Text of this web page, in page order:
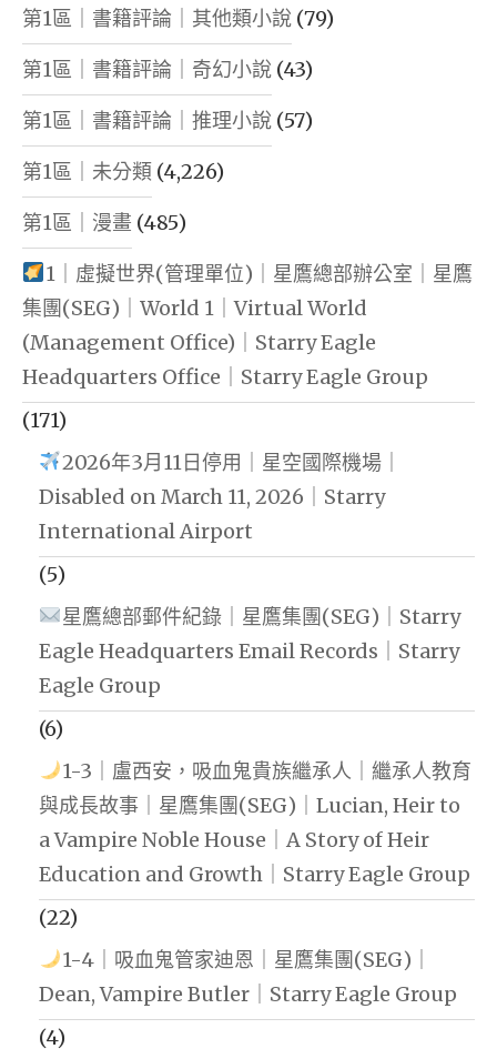
第1區｜書籍評論｜其他類小說 (79)
第1區｜書籍評論｜奇幻小說 (43)
第1區｜書籍評論｜推理小說 (57)
第1區｜未分類 (4,226)
第1區｜漫畫 (485)
1｜虛擬世界(管理單位)｜星鷹總部辦公室｜星鷹
集團(SEG)｜World 1｜Virtual World
(Management Office)｜Starry Eagle
Headquarters Office｜Starry Eagle Group
(171)
2026年3月11日停用｜星空國際機場｜
Disabled on March 11, 2026｜Starry
International Airport
(5)
星鷹總部郵件紀錄｜星鷹集團(SEG)｜Starry
Eagle Headquarters Email Records｜Starry
Eagle Group
(6)
1-3｜盧西安，吸血鬼貴族繼承人｜繼承人教育
與成長故事｜星鷹集團(SEG)｜Lucian, Heir to
a Vampire Noble House｜A Story of Heir
Education and Growth｜Starry Eagle Group
(22)
1-4｜吸血鬼管家迪恩｜星鷹集團(SEG)｜
Dean, Vampire Butler｜Starry Eagle Group
(4)